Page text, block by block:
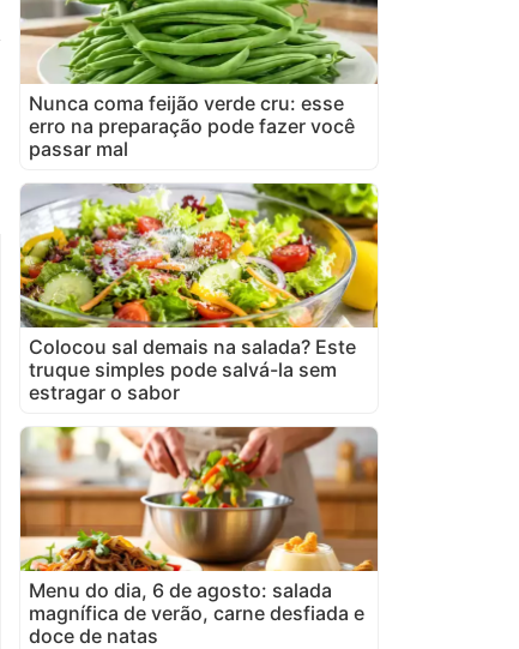
Nunca coma feijão verde cru: esse
erro na preparação pode fazer você
passar mal
Colocou sal demais na salada? Este
truque simples pode salvá-la sem
estragar o sabor
Menu do dia, 6 de agosto: salada
magnífica de verão, carne desfiada e
doce de natas